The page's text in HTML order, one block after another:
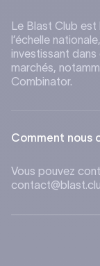
Le Blast Club
l’échelle
investissant
marchés,
Combinator.​​​​​​​​​​​​​​​​
Comment nous
Vous pouvez